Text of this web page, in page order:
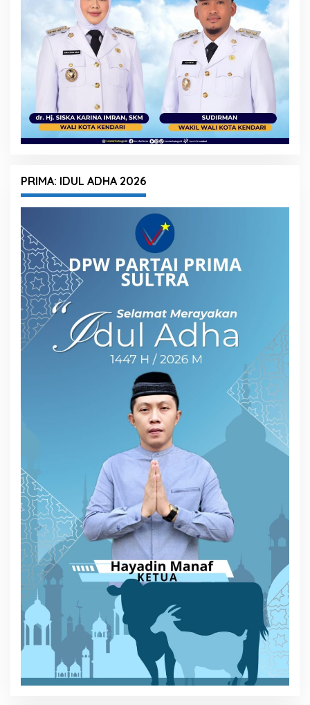
PRIMA: IDUL ADHA 2026